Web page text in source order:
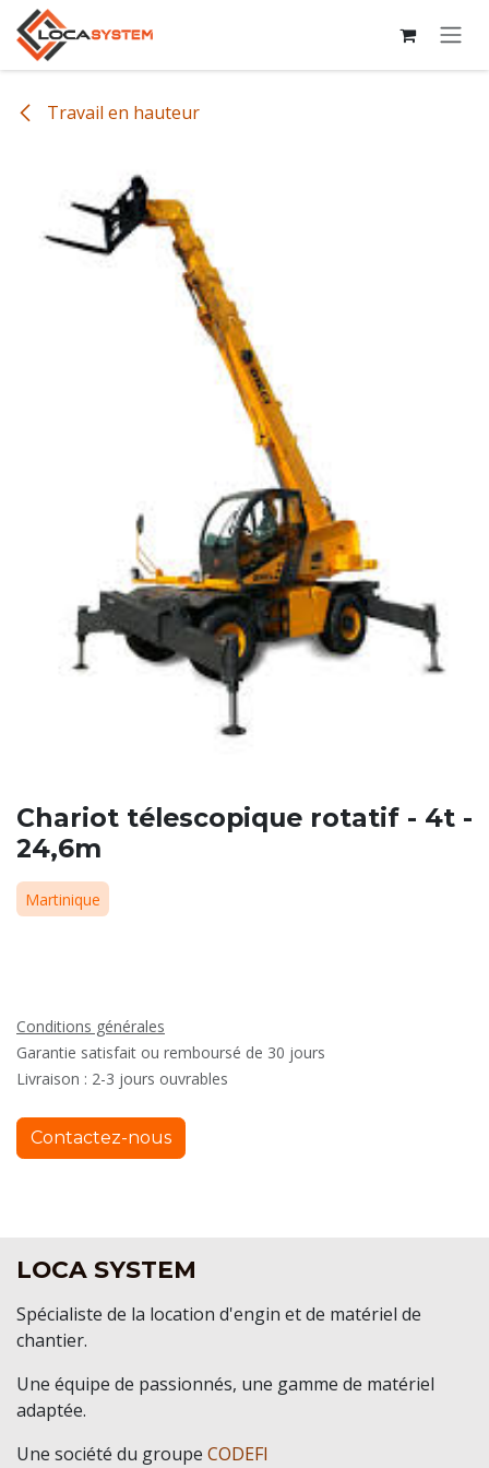
Se rendre au contenu
Travail en hauteur
Chariot télescopique rotatif - 4t -
24,6m
Martinique
Conditions générales
Garantie satisfait ou remboursé de 30 jours
Livraison : 2-3 jours ouvrables
Contactez-nous
LOCA SYSTEM
Spécialiste de la location d'engin et de matériel de
chantier.
Une équipe de passionnés, une gamme de matériel
adaptée.
Une société du groupe CODEFI